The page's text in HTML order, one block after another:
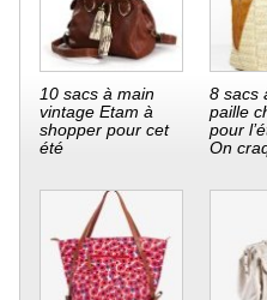
10 sacs à main
vintage Etam à
shopper pour cet
été
8 sacs
paille
pour
On